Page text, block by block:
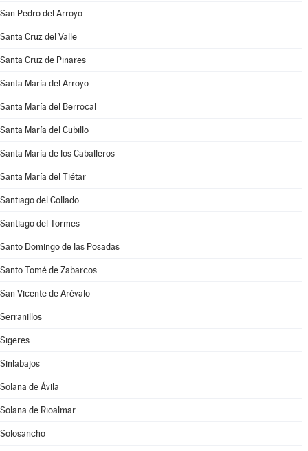
San Pedro del Arroyo
Santa Cruz del Valle
Santa Cruz de Pinares
Santa María del Arroyo
Santa María del Berrocal
Santa María del Cubillo
Santa María de los Caballeros
Santa María del Tiétar
Santiago del Collado
Santiago del Tormes
Santo Domingo de las Posadas
Santo Tomé de Zabarcos
San Vicente de Arévalo
Serranillos
Sigeres
Sinlabajos
Solana de Ávila
Solana de Rioalmar
Solosancho